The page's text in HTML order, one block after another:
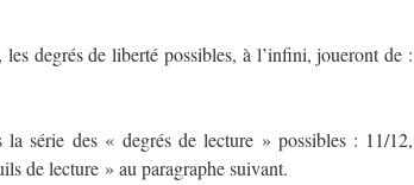
degrés de liberté possibles, à l’infini, joueront de :
la série des « degrés de lecture » possibles : 11/12,
de lecture » au paragraphe suivant.